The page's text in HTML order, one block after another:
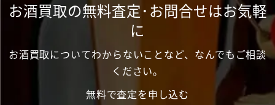
お酒買取の無料査定･お問合せはお気軽
に
お酒買取についてわからないことなど、なんでもご相談
ください。
無料で査定を申し込む